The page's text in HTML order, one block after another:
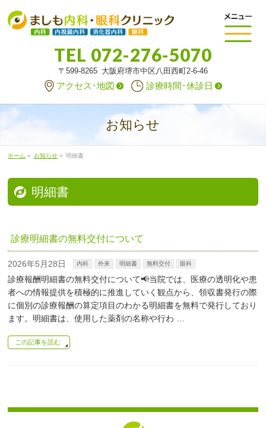
TEL 072-276-5070
〒599-8265 大阪府堺市中区八田西町2-6-46
アクセス･地図 診療時間･休診日
お知らせ
ホーム » お知らせ » 明細書
明細書
診療明細書の無料交付について
2026年5月28日 内科 外来 明細書 無料交付 眼科
診療報酬明細書の無料交付について📢当院では、医療の透明化や患
者への情報提供を積極的に推進していく観点から、領収書発行の際
に個別の診療報酬の算定項目のわかる明細書を無料で発行しており
ます。明細書は、使用した薬剤の名称や行わ …
この記事を読む